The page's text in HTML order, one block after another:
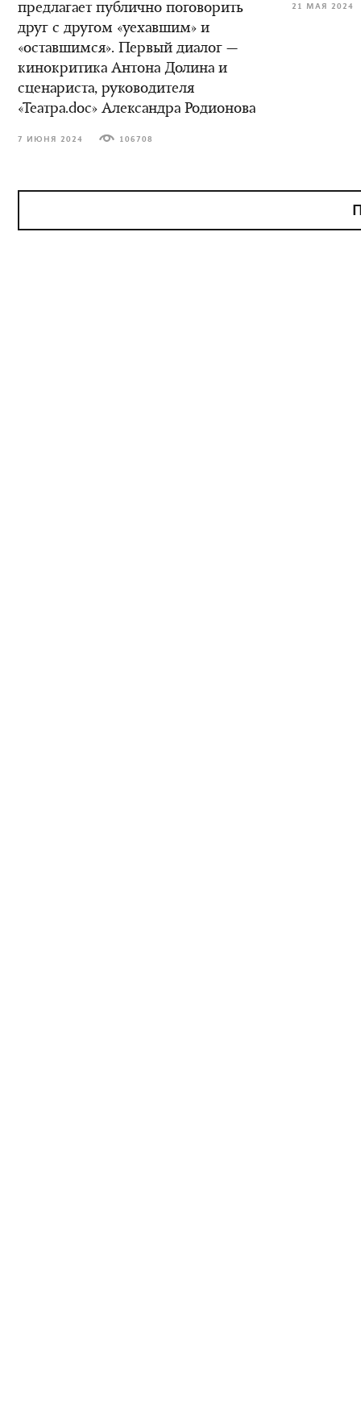
предлагает публично поговорить
друг с другом «уехавшим» и
«оставшимся». Первый диалог —
кинокритика Антона Долина и
сценариста, руководителя
«Театра.doc» Александра Родионова
7 ИЮНЯ 2024 106708
21 МАЯ 2024